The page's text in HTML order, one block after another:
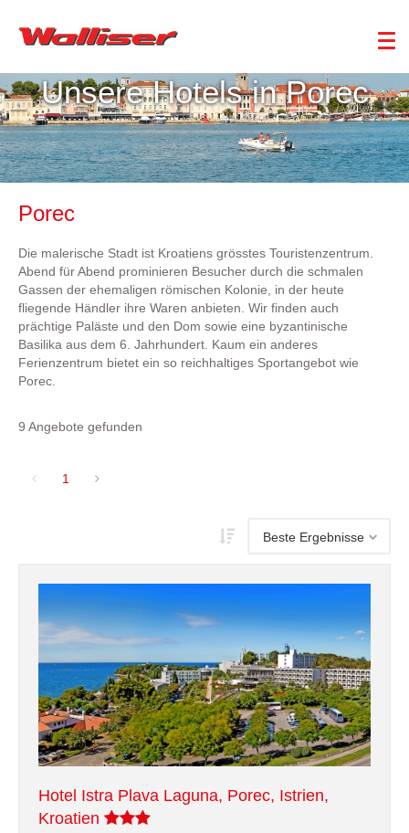
Unsere Hotels in Porec
Porec
Die malerische Stadt ist Kroatiens grösstes Touristenzentrum.
Abend für Abend prominieren Besucher durch die schmalen
Gassen der ehemaligen römischen Kolonie, in der heute
fliegende Händler ihre Waren anbieten. Wir finden auch
prächtige Paläste und den Dom sowie eine byzantinische
Basilika aus dem 6. Jahrhundert. Kaum ein anderes
Ferienzentrum bietet ein so reichhaltiges Sportangebot wie
Porec.
9 Angebote gefunden
1
Hotel Istra Plava Laguna, Porec, Istrien,
Kroatien